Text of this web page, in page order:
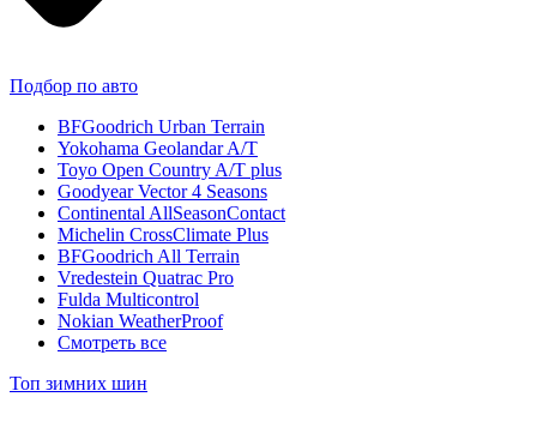
Подбор по авто
BFGoodrich Urban Terrain
Yokohama Geolandar A/T
Toyo Open Country A/T plus
Goodyear Vector 4 Seasons
Continental AllSeasonContact
Michelin CrossClimate Plus
BFGoodrich All Terrain
Vredestein Quatrac Pro
Fulda Multicontrol
Nokian WeatherProof
Смотреть все
Топ зимних шин